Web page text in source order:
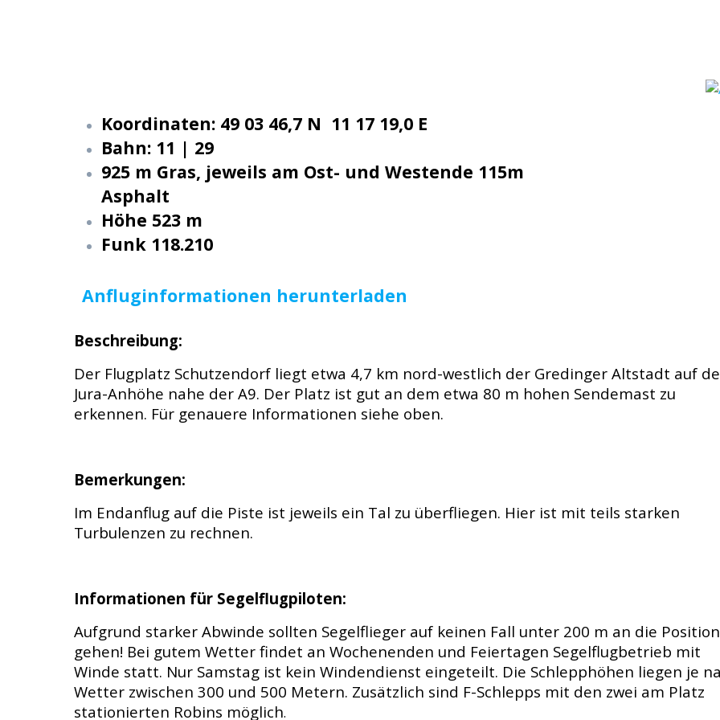
Koordinaten: 49 03 46,7 N 11 17 19,0 E
Bahn: 11 | 29
925 m Gras, jeweils am Ost- und Westende 115m
Asphalt
Höhe 523 m
Funk 118.210
Anfluginformationen herunterladen
Beschreibung:
Der Flugplatz Schutzendorf liegt etwa 4,7 km nord-westlich der Gredinger Altstadt auf
Jura-Anhöhe nahe der A9. Der Platz ist gut an dem etwa 80 m hohen Sendemast zu
erkennen. Für genauere Informationen siehe oben.
Bemerkungen:
Im Endanflug auf die Piste ist jeweils ein Tal zu überfliegen. Hier ist mit teils starken
Turbulenzen zu rechnen.
Informationen für Segelflugpiloten:
Aufgrund starker Abwinde sollten Segelflieger auf keinen Fall unter 200 m an die Position
gehen! Bei gutem Wetter findet an Wochenenden und Feiertagen Segelflugbetrieb mit
Winde statt. Nur Samstag ist kein Windendienst eingeteilt. Die Schlepphöhen liegen je
Wetter zwischen 300 und 500 Metern. Zusätzlich sind F-Schlepps mit den zwei am Platz
stationierten Robins möglich.